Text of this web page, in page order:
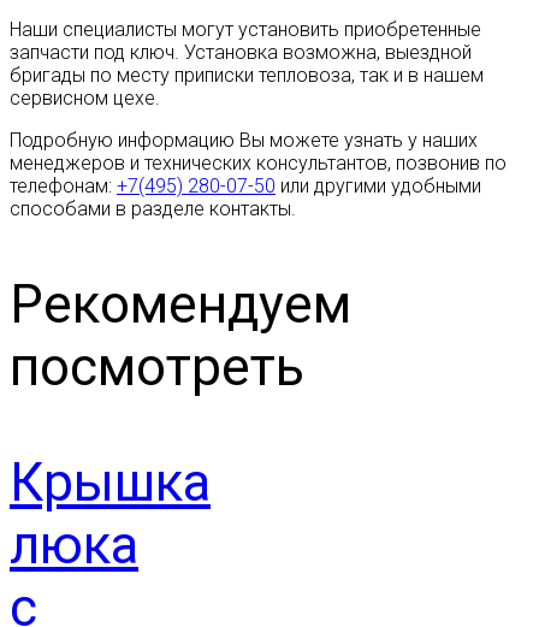
Наши специалисты могут установить приобретенные
запчасти под ключ. Установка возможна, выездной
бригады по месту приписки тепловоза, так и в нашем
сервисном цехе.
Подробную информацию Вы можете узнать у наших
менеджеров и технических консультантов, позвонив по
телефонам: +7(495) 280-07-50 или другими удобными
способами в разделе контакты.
Рекомендуем
посмотреть
Крышка
люка
с